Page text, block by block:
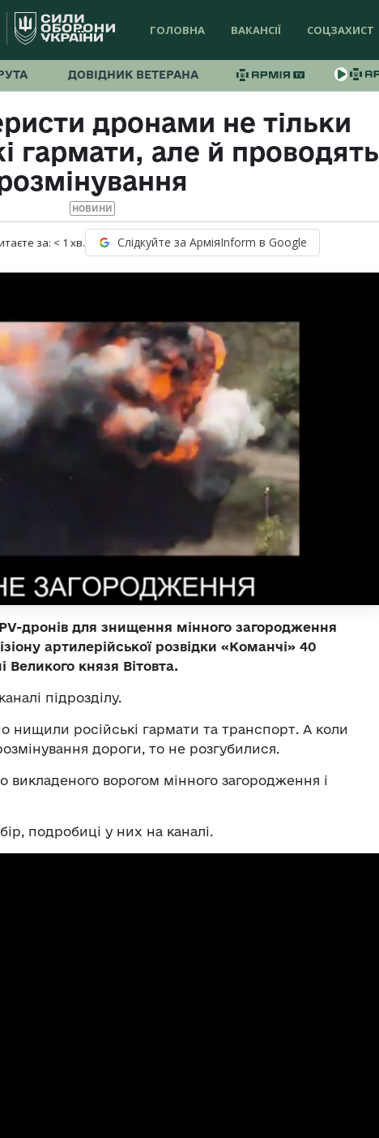
ГОЛОВНА ВАКАНСІЇ СОЦЗАХИСТ
ДОВІДНИК ВЕТЕРАНА
дронами не тільки
гармати, але й проводять
НОВИНИ
за: < 1 хв. Слідкуйте за АрміяInform в Google
дронів для знищення мінного загородження
артилерійської розвідки «Команчі» 40
Великого князя Вітовта.
підрозділу.
нищили російські гармати та транспорт. А коли
дороги, то не розгубилися.
викладеного ворогом мінного загородження і
подробиці у них на каналі.